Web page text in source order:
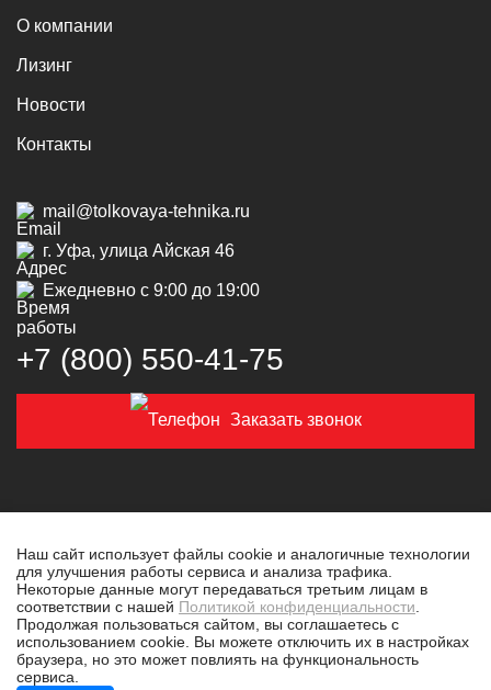
О компании
Лизинг
Новости
Контакты
mail@tolkovaya-tehnika.ru
г. Уфа, улица Айская 46
Ежедневно с 9:00 до 19:00
+7 (800) 550‑41‑75
Заказать звонок
© 2019-2026 Толковая техника
Политика конфиденциальности
Разработано в tim-marketing.ru
Наш сайт использует файлы cookie и аналогичные технологии
для улучшения работы сервиса и анализа трафика.
Некоторые данные могут передаваться третьим лицам в
соответствии с нашей Политикой конфиденциальности
Продолжая пользоваться сайтом, вы соглашаетесь с
использованием cookie. Вы можете отключить их в настройках
браузера, но это может повлиять на функциональность
сервиса.